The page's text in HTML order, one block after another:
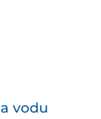
vodu